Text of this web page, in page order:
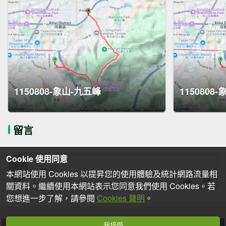
1150808-象山-九五峰 1150808-
留言
Cookie 使用同意
本網站使用 Cookies 以提昇您的使用體驗及統計網路流量相
關資料。繼續使用本網站表示您同意我們使用 Cookies。若
您想進一步了解，請參閱 Cookies 聲明 。